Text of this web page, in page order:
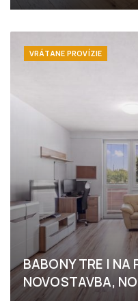
VRÁTANE PROVÍZIE
BABONY TRE I NA
NOVOSTAVBA,